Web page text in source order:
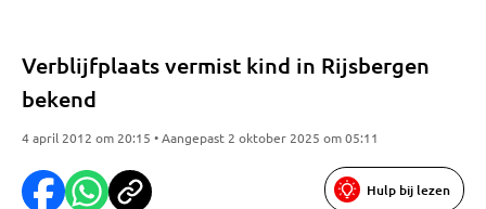
Verblijfplaats vermist kind in Rijsbergen
bekend
4 april 2012 om 20:15 • Aangepast 2 oktober 2025 om 05:11
Hulp bij lezen